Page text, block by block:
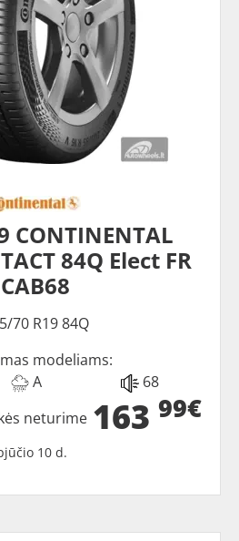
CONTINENTAL
84Q Elect FR
CAB68
70 R19 84Q
modeliams:
A 68
163 99€
neturime
10 d.